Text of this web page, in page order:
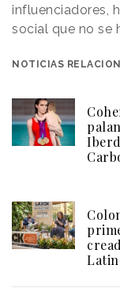
influenciadores,
social que no se
NOTICIAS